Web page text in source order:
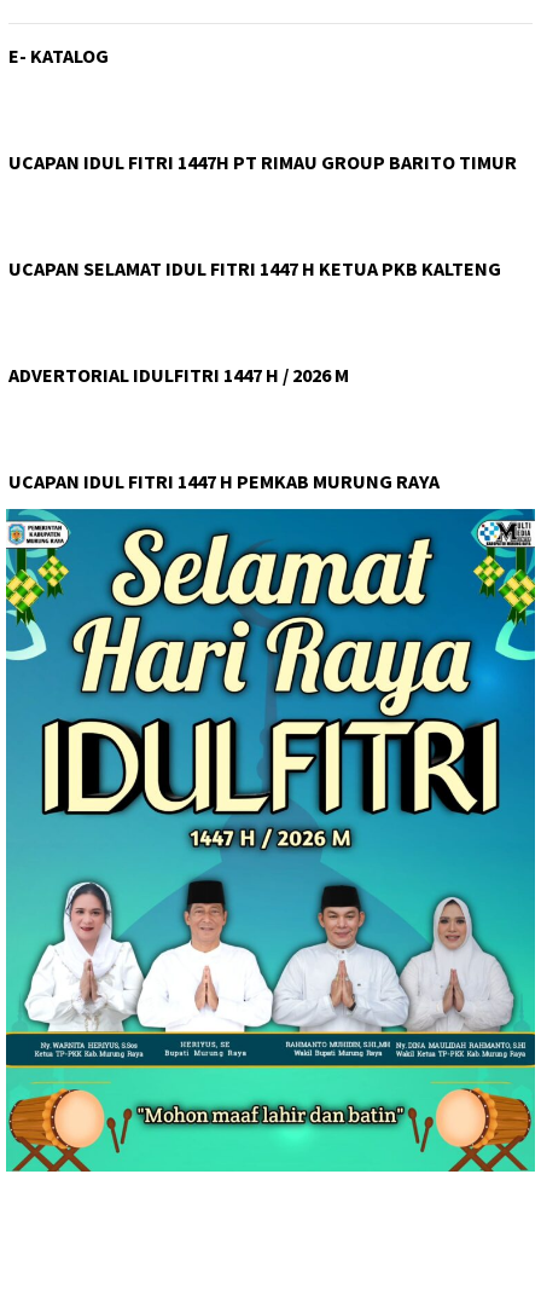
E- KATALOG
UCAPAN IDUL FITRI 1447H PT RIMAU GROUP BARITO TIMUR
UCAPAN SELAMAT IDUL FITRI 1447 H KETUA PKB KALTENG
ADVERTORIAL IDULFITRI 1447 H / 2026 M
UCAPAN IDUL FITRI 1447 H PEMKAB MURUNG RAYA